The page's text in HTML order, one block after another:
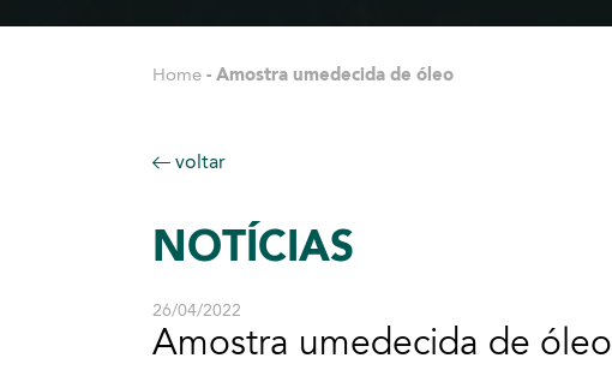
Home - Amostra umedecida de óleo
voltar
NOTÍCIAS
26/04/2022
Amostra umedecida de óleo